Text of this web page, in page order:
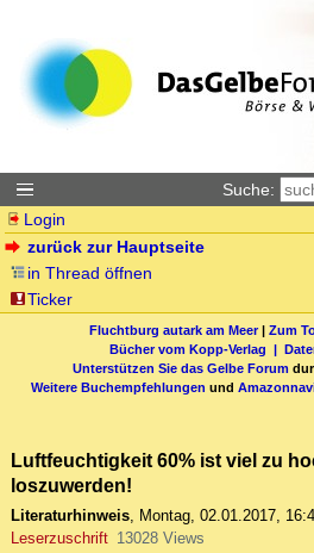
Suche:
Login
zurück zur Hauptseite
in Thread öffnen
Ticker
Fluchtburg autark am Meer| Zum
Bücher vom Kopp-Verlag |
Unterstützen Sie das Gelbe Forum
Weitere Buchempfehlungen und
Luftfeuchtigkeit 60% ist viel zu
loszuwerden!
Literaturhinweis, Montag, 02.01.2017,
Leserzuschrift 13028 Views